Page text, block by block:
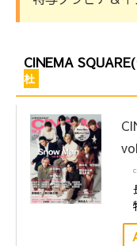
CINEMA
杜